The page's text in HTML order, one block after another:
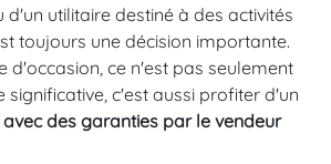
d'un utilitaire destiné à des activités
toujours une décision importante.
d'occasion, ce n'est pas seulement
significative, c'est aussi profiter d'un
des garanties par le vendeur